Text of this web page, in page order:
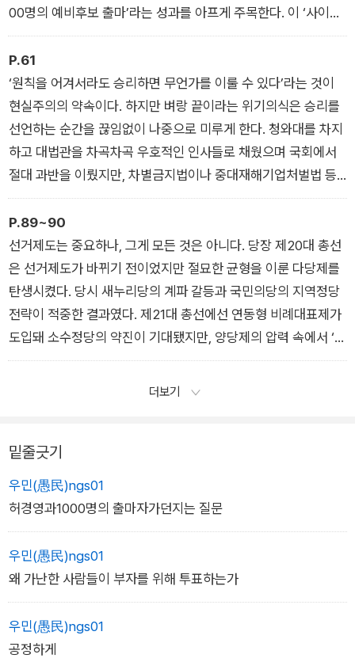
00명의 예비후보 출마’라는 성과를 아프게 주목한다. 이 ‘사이비
정당’이 종로3가에서 10여 년간 꾸준히 사람들을 모아오는 동안
‘진짜 정당’들은 어디서 누구를 모아내고 있었던가. 이 ‘사이비 정
당’이 요양보호사, 미화원, 백화점 아르바이트, 페인트공들과 만
나길 주저하지 않는 동안 ‘진짜 정당’들은 어디서 누구와 만나고
있었던가. 이 ‘사이비 정당’이 비록 현실성은 떨어지지만 듣기에
구체적인 정책을 피부에 와닿게 제시하는 동안 ‘진짜 정당’들은
어떤 정책을 개발하고 또 알리고 있었던가. 왜 ‘진짜 정당’이 있어
야 할 곳에 ‘사이비 정당’만이 있었는가.
P.61
‘원칙을 어겨서라도 승리하면 무언가를 이룰 수 있다’라는 것이
현실주의의 약속이다. 하지만 벼랑 끝이라는 위기의식은 승리를
선언하는 순간을 끊임없이 나중으로 미루게 한다. 청와대를 차지
하고 대법관을 차곡차곡 우호적인 인사들로 채웠으며 국회에서
절대 과반을 이뤘지만, 차별금지법이나 중대재해기업처벌법 등
민감한 쟁점들에 대해 정부와 여당은 여전히 애매한 입장을 고수
하고 있다. 이렇다 보니 더불어민주당이 어떤 정책을 펼치기 위해
집권하는 게 아니라 오직 집권만을 위해 정치를 수행하는 일종의
‘집권기계’가 되어버린 것 같다는 생각도 들지만, 한편으론 이렇
게 생각해볼 수 있겠다. 위기의식 자체가 막연하게 상상된 것이므
로 현실에는 벼랑 끝을 벗어날 조건이 존재하지 않는 것이라고 말
이다.
이들의 벼랑 끝에 내몰려 있다는 위기의식과 그로부터 비롯된 정
치적인 결정들을 검토하다 보면 결국 하나의 근본적인 질문에 이
을 들어야 하는 미투 고발자들, 차별에 시달리는 사회적 약자들,
벽 끝에 매달린 존재들이지 않은가.
P.89~90
선거제도는 중요하나, 그게 모든 것은 아니다. 당장 제20대 총선
은 선거제도가 바뀌기 전이었지만 절묘한 균형을 이룬 다당제를
탄생시켰다. 당시 새누리당의 계파 갈등과 국민의당의 지역정당
전략이 적중한 결과였다. 제21대 총선에선 연동형 비례대표제가
도입돼 소수정당의 약진이 기대됐지만, 양당제의 압력 속에서 ‘1.
5당제’로 귀결됐다. 요컨대 선거제도의 작동방식은 한 사회의 통
치체제, 사회구조, 정치문화, 시민들의 민주주의 경험과 상호영향
없다. 국민감정에 도전해 새로운 합의를 도출하고, 현실적인 불가
능성에도 기꺼이 도전하며, 독단적이고 교조적이라는 시선도 감
수할 필요가 있다. 진보정치의 성장을 위해 선거제도의 개혁이 필
있어야 한다.
더보기
밑줄긋기
우민(愚民)ngs01
허경영과1000명의 출마자가던지는 질문
우민(愚民)ngs01
왜 가난한 사람들이 부자를 위해 투표하는가
우민(愚民)ngs01
공정하게